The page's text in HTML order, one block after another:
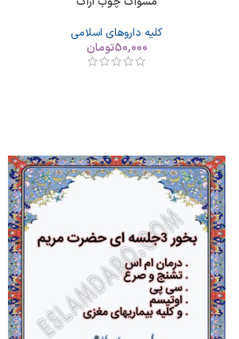
کلیه داروهای اسلامی
50,000تومان